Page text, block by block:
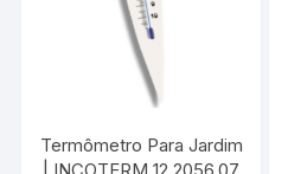
Termômetro Para Jardim